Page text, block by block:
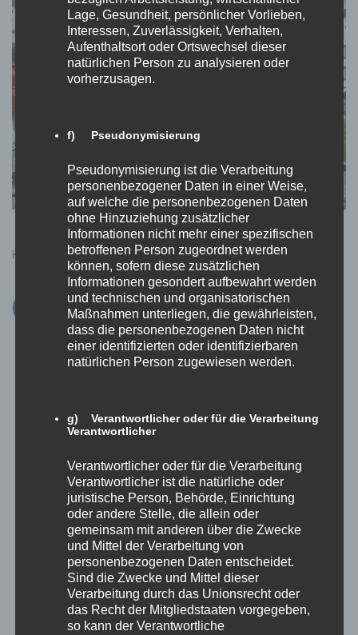
Kategorien: ALLGEMEIN
denken } erlaubt – Femina
denken } erlaubt | Mein weißer Frieden
denken } erlaubt | PATRIARCHALE
BELASTUNGSSTRÖRUNG
denken } erlaubt | EINE FRAGE DER CHEMIE
denken } erlaubt | Das Glücksdiktat und wie es unser
Lage, Gesundheit, persönlicher Vorlieben,
Interessen, Zuverlässigkeit, Verhalten,
Aufenthaltsort oder Ortswechsel dieser
natürlichen Person zu analysieren oder
vorherzusagen.
f) Pseudonymisierung
Pseudonymisierung ist die Verarbeitung
personenbezogener Daten in einer Weise,
auf welche die personenbezogenen Daten
ohne Hinzuziehung zusätzlicher
Informationen nicht mehr einer spezifischen
betroffenen Person zugeordnet werden
können, sofern diese zusätzlichen
Informationen gesondert aufbewahrt werden
und technischen und organisatorischen
Maßnahmen unterliegen, die gewährleisten,
dass die personenbezogenen Daten nicht
einer identifizierten oder identifizierbaren
natürlichen Person zugewiesen werden.
g) Verantwortlicher oder für die Verarbeitung
Verantwortlicher
Verantwortlicher oder für die Verarbeitung
Verantwortlicher ist die natürliche oder
juristische Person, Behörde, Einrichtung
oder andere Stelle, die allein oder
gemeinsam mit anderen über die Zwecke
und Mittel der Verarbeitung von
personenbezogenen Daten entscheidet.
Sind die Zwecke und Mittel dieser
Verarbeitung durch das Unionsrecht oder
das Recht der Mitgliedstaaten vorgegeben,
so kann der Verantwortliche